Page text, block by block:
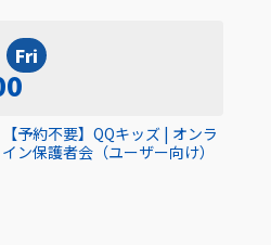
Fri
【予約不要】QQキッズ | オンラ
イン保護者会（ユーザー向け）